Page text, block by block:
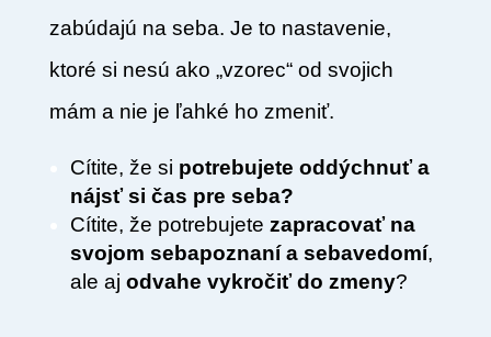
zabúdajú na seba. Je to nastavenie,
ktoré si nesú ako „vzorec“ od svojich
mám a nie je ľahké ho zmeniť.
Cítite, že si potrebujete oddýchnuť a
nájsť si čas pre seba?
Cítite, že potrebujete zapracovať na
svojom sebapoznaní a sebavedomí,
ale aj odvahe vykročiť do zmeny?